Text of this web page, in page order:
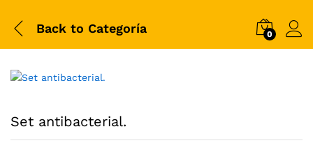
Back to Categoría 0
Set antibacterial.